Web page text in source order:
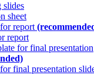
slides
sheet
report
report
for final presentation
final presentation